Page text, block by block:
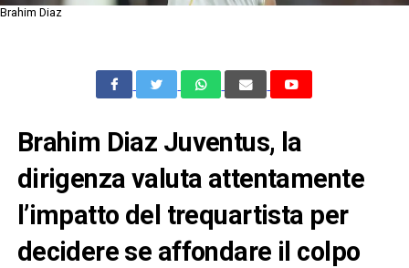
Brahim Diaz
Brahim Diaz Juventus, la
dirigenza valuta attentamente
l’impatto del trequartista per
decidere se affondare il colpo